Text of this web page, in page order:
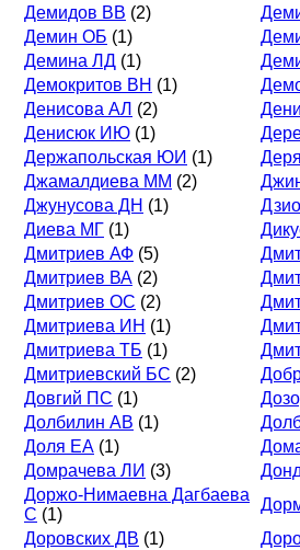
Демидов ВВ (2)
Демин ОБ (1)
Демина ЛД (1)
Демокритов ВН (1)
Денисова АЛ (2)
Денисюк ИЮ (1)
Держапольская ЮИ (1)
Джамалдиева ММ (2)
Джунусова ДН (1)
Диева МГ (1)
Дмитриев АФ (5)
Дмитриев ВА (2)
Дмитриев ОС (2)
Дмитриева ИН (1)
Дмитриева ТБ (1)
Дмитриевский БС (2)
Довгий ПС (1)
Долбилин АВ (1)
Доля ЕА (1)
Домрачева ЛИ (3)
Доржо-Нимаевна Дагбаева
С (1)
Доровских ДВ (1)